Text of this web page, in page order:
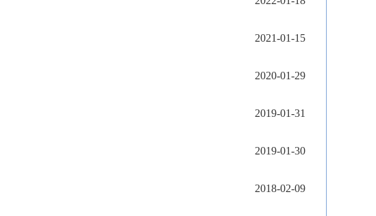
2021-01-15
2020-01-29
2019-01-31
2019-01-30
2018-02-09